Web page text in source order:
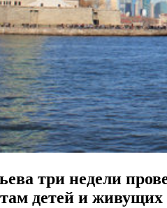
три недели
детей и живущих